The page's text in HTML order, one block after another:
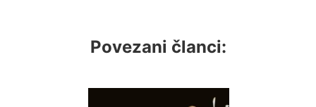
Povezani članci: